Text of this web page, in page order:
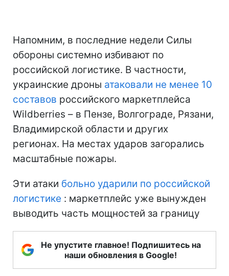
Напомним, в последние недели Силы
обороны системно избивают по
российской логистике. В частности,
украинские дроны атаковали не менее 10
составов российского маркетплейса
Wildberries – в Пензе, Волгограде, Рязани,
Владимирской области и других
регионах. На местах ударов загорались
масштабные пожары.
Эти атаки больно ударили по российской
логистике : маркетплейс уже вынужден
выводить часть мощностей за границу
Не упустите главное! Подпишитесь на
наши обновления в Google!